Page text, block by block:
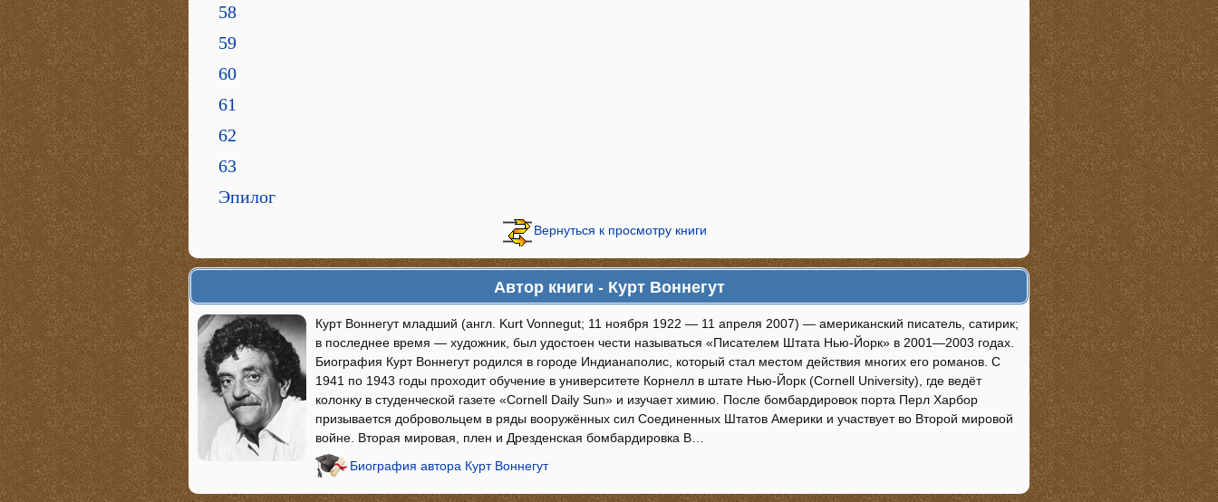
58
59
60
61
62
63
Эпилог
Вернуться к просмотру книги
Автор книги - Курт Воннегут
Курт Воннегут младший (англ. Kurt Vonnegut; 11 ноября 1922 — 11 апреля 2007) — американский писатель, сатирик;
в последнее время — художник, был удостоен чести называться «Писателем Штата Нью-Йорк» в 2001—2003 годах.
Биография Курт Воннегут родился в городе Индианаполис, который стал местом действия многих его романов. С
1941 по 1943 годы проходит обучение в университете Корнелл в штате Нью-Йорк (Cornell University), где ведёт
колонку в студенческой газете «Cornell Daily Sun» и изучает химию. После бомбардировок порта Перл Харбор
призывается добровольцем в ряды вооружённых сил Соединенных Штатов Америки и участвует во Второй мировой
войне. Вторая мировая, плен и Дрезденская бомбардировка В…
Биография автора Курт Воннегут